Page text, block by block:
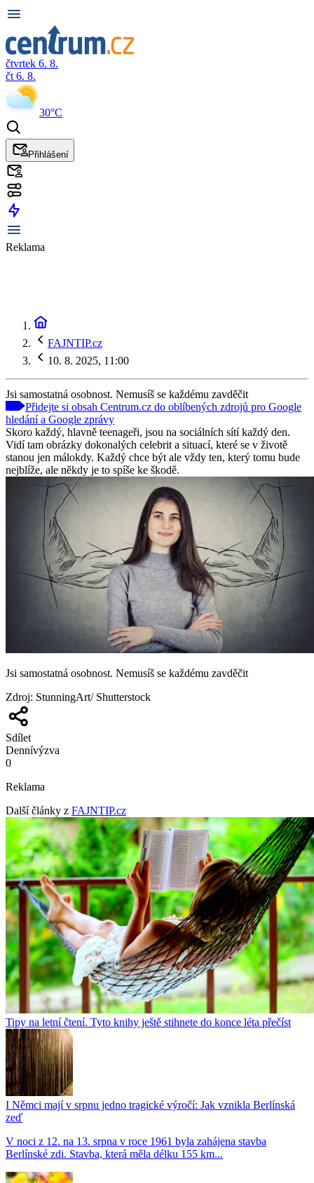
čtvrtek 6. 8.
čt 6. 8.
30°C
Přihlášení
Reklama
FAJNTIP.cz
10. 8. 2025, 11:00
Jsi samostatná osobnost. Nemusíš se každému zavděčit
Přidejte si obsah Centrum.cz do oblíbených zdrojů pro Google
hledání a Google zprávy
Skoro každý, hlavně teenageři, jsou na sociálních sítí každý den.
Vidí tam obrázky dokonalých celebrit a situací, které se v životě
stanou jen málokdy. Každý chce být ale vždy ten, který tomu bude
nejblíže, ale někdy je to spíše ke škodě.
Jsi samostatná osobnost. Nemusíš se každému zavděčit
Zdroj: StunningArt/ Shutterstock
Sdílet
Dennívýzva
0
Reklama
Další články z FAJNTIP.cz
Tipy na letní čtení. Tyto knihy ještě stihnete do konce léta přečíst
I Němci mají v srpnu jedno tragické výročí: Jak vznikla Berlínská
zeď
V noci z 12. na 13. srpna v roce 1961 byla zahájena stavba
Berlínské zdi. Stavba, která měla délku 155 km...